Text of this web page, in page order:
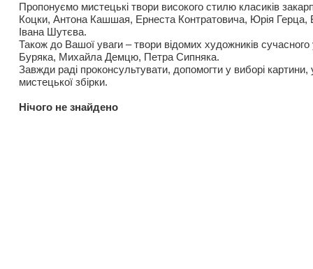
Пропонуємо мистецькі твори високого стилю класиків
Коцки, Антона Кашшая, Ернеста Контратовича, Юрія
Івана Шутєва.
Також до Вашої уваги – твори відомих художників
Буряка, Михайла Демцю, Петра Сипняка.
Завжди раді проконсультувати, допомогти у виборі картини,
мистецької збірки.
Нiчого не знайдено